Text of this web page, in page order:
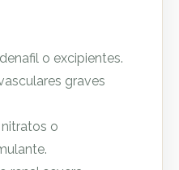
o excipientes.
graves
o